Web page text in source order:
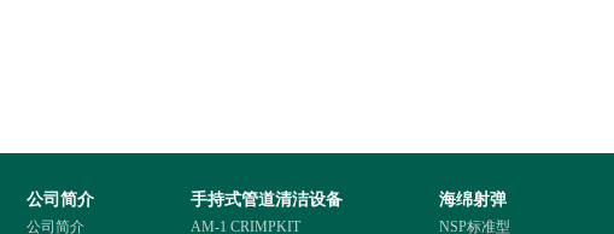
公司简介
公司简介
手持式管道清洁设备
AM-1 CRIMPKIT
海绵射弹
NSP标准型